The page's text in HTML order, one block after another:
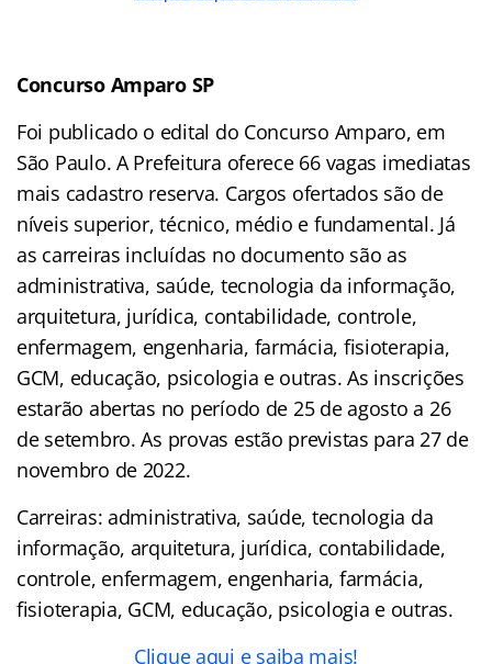
Concurso Amparo SP
Foi publicado o edital do Concurso Amparo, em
São Paulo. A Prefeitura oferece 66 vagas imediatas
mais cadastro reserva. Cargos ofertados são de
níveis superior, técnico, médio e fundamental. Já
as carreiras incluídas no documento são as
administrativa, saúde, tecnologia da informação,
arquitetura, jurídica, contabilidade, controle,
enfermagem, engenharia, farmácia, fisioterapia,
GCM, educação, psicologia e outras. As inscrições
estarão abertas no período de 25 de agosto a 26
de setembro. As provas estão previstas para 27 de
novembro de 2022.
Carreiras: administrativa, saúde, tecnologia da
informação, arquitetura, jurídica, contabilidade,
controle, enfermagem, engenharia, farmácia,
fisioterapia, GCM, educação, psicologia e outras.
Clique aqui e saiba mais!